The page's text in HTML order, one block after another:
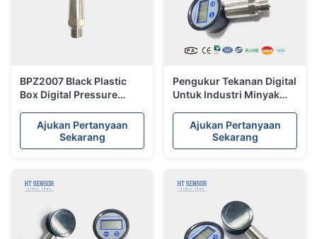
BPZ2007 Black Plastic
Box Digital Pressure
Supply 5bit LCD Gauge
Ajukan Pertanyaan
Sekarang
Pengukur Tekanan Digital
Untuk Industri Minyak
LCD 5 Bit
Ajukan Pertanyaan
Sekarang